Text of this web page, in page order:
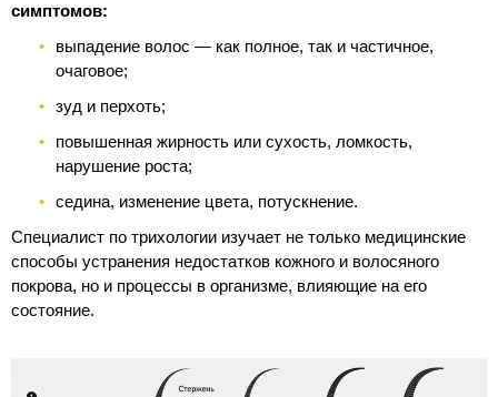
симптомов:
выпадение волос — как полное, так и частичное,
очаговое;
зуд и перхоть;
повышенная жирность или сухость, ломкость,
нарушение роста;
седина, изменение цвета, потускнение.
Специалист по трихологии изучает не только медицинские
способы устранения недостатков кожного и волосяного
покрова, но и процессы в организме, влияющие на его
состояние.